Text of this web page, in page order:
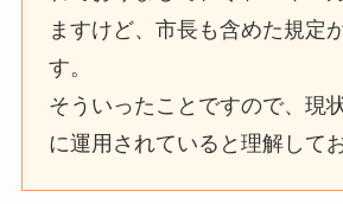
ますけど、市長も含めた規定
す。
そういったことですので、現
に運用されていると理解して